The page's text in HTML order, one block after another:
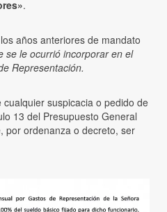
.
años anteriores de mandato
se le ocurrió incorporar en el
Representación.
suspicacia o pedido de
13 del Presupuesto General
por ordenanza o decreto, ser